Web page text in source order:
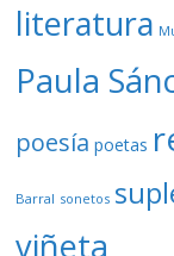
literatura
Paula
poesía poetas
Barral sonetos
viñeta